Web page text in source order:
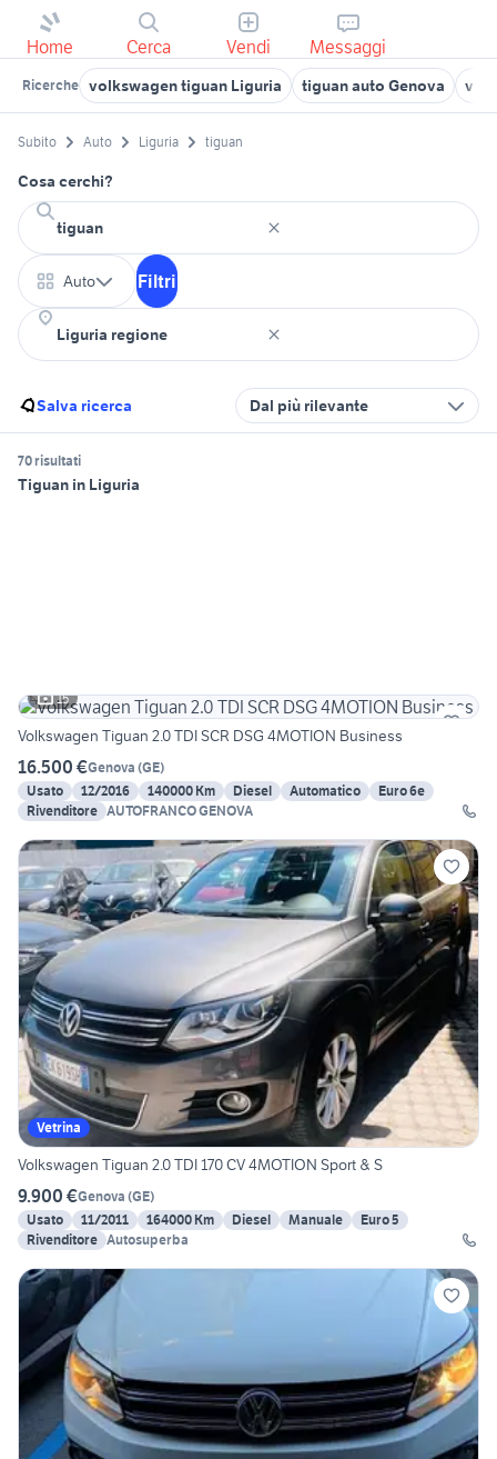
Home Cerca Vendi Messaggi
Ricerche volkswagen tiguan Liguria tiguan auto Genova
Subito Auto Liguria tiguan
Cosa cerchi?
Auto Filtri
Salva ricerca Dal più rilevante
70 risultati
Tiguan in Liguria
15
Volkswagen Tiguan 2.0 TDI SCR DSG 4MOTION Business
16.500 €Genova (GE)
Usato
12/2016 140000 Km Diesel Automatico
Euro 6e
Rivenditore AUTOFRANCO GENOVA
Vetrina
Volkswagen Tiguan 2.0 TDI 170 CV 4MOTION Sport & S
9.900 €Genova (GE)
Usato
11/2011 164000 Km Diesel Manuale
Euro 5
Rivenditore Autosuperba